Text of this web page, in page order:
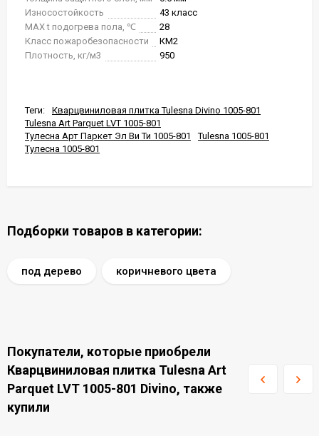
Износостойкость
43 класс
MAX t подогрева пола, ℃
28
Класс пожаробезопасности
КМ2
Плотность, кг/м3
950
Теги:
Кварцвиниловая плитка Tulesna Divino 1005-801
Tulesna Art Parquet LVT 1005-801
Тулесна Арт Паркет Эл Ви Ти 1005-801
Tulesna 1005-801
Тулесна 1005-801
Подборки товаров в категории:
под дерево коричневого цвета
Покупатели, которые приобрели
Кварцвиниловая плитка Tulesna Art
Parquet LVT 1005-801 Divino, также
купили